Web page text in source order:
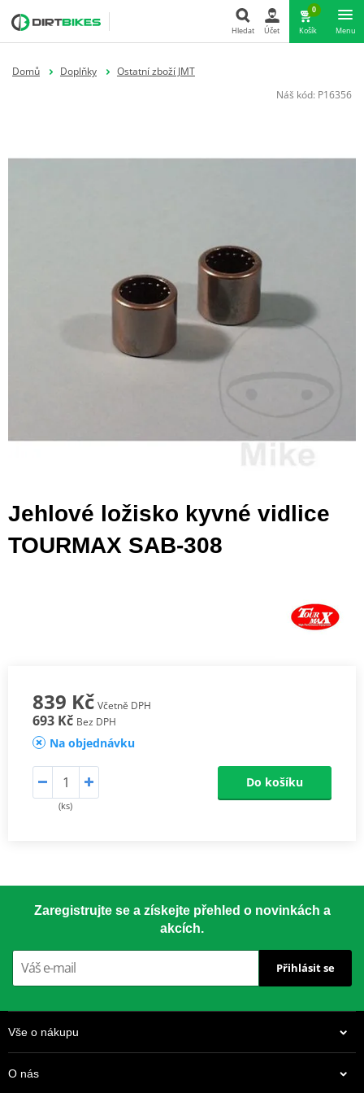
Hledat Účet
0
Košík Menu
Domů Doplňky
Ostatní zboží JMT
Náš kód: P16356
Jehlové ložisko kyvné vidlice
TOURMAX SAB-308
839 Kč Včetně DPH
693 Kč Bez DPH
Na objednávku
(ks)
Do košíku
Zaregistrujte se a získejte přehled o novinkách a
akcích.
Přihlásit se
Vše o nákupu
O nás